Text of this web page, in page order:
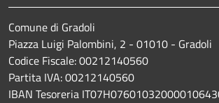
Comune di Gradoli
Piazza Luigi Palombini, 2 - 01010 - Gradoli
Codice Fiscale: 00212140560
Partita IVA: 00212140560
IBAN Tesoreria